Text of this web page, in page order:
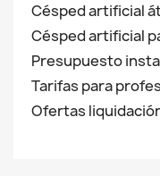
Césped artificial
Césped artificial
Presupuesto
Tarifas para
Ofertas